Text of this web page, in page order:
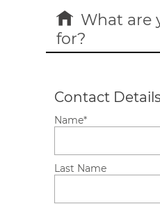
HOME
CONTACT
What are
for?
Contact Details
Name*
Last Name